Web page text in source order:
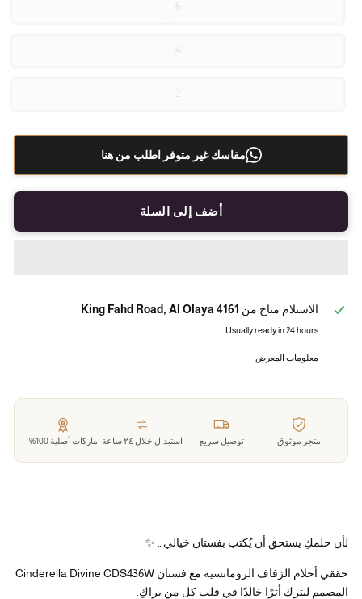
6
4
2
مقاسك غير متوفر اطلب من هنا
أضف إلى السلة
الاستلام متاح من 4161 King Fahd Road, Al Olaya
Usually ready in 24 hours
معلومات المعرض
متجر موثوق توصيل سريع استبدال خلال ٢٤ ساعة ماركات أصلية 100%
لأن حلمكِ يستحق أن يُكتب بفستان خيالي… ✨
حققي أحلام الزفاف الرومانسية مع فستان Cinderella Divine CDS436W
المصمم ليترك أثرًا خالدًا في قلب كل من يراكِ.